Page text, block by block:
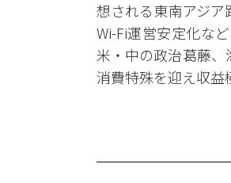
想される東南アジ
Wi-Fi運営安定化な
米・中の政治葛藤
消費特殊を迎え収益